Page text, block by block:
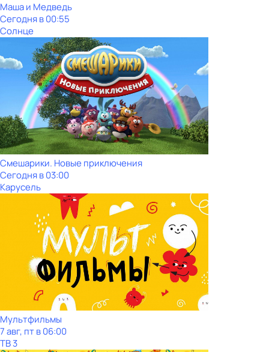
Маша и Медведь
Сегодня в 00:55
Солнце
Смешарики. Новые приключения
Сегодня в 03:00
Карусель
Мультфильмы
7 авг, пт в 06:00
ТВ 3